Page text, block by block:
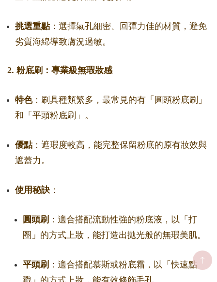
挑選重點：選擇氣孔細密、回彈力佳的材質，避免
劣質海綿導致膚況過敏。
2. 粉底刷：專業級無瑕妝感
特色：刷具種類繁多，最常見的有「圓頭粉底刷」
和「平頭粉底刷」。
優點：遮瑕度較高，能完整保留粉底的原有妝效與
遮蓋力。
使用秘訣 ：
圓頭刷 ：適合搭配流動性強的粉底液，以「打
圈」的方式上妝，能打造出拋光般的無瑕美肌。
平頭刷 ：適合搭配慕斯或粉底霜，以「快速點